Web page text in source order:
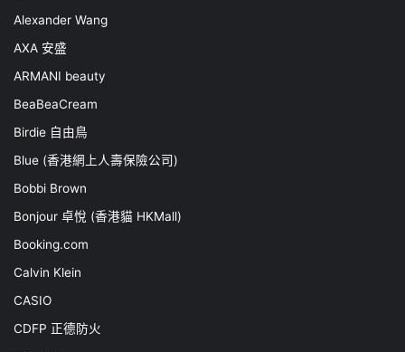
Alexander Wang
AXA 安盛
ARMANI beauty
BeaBeaCream
Birdie 自由鳥
Blue (香港網上人壽保險公司)
Bobbi Brown
Bonjour 卓悅 (香港貓 HKMall)
Booking.com
Calvin Klein
CASIO
CDFP 正德防火